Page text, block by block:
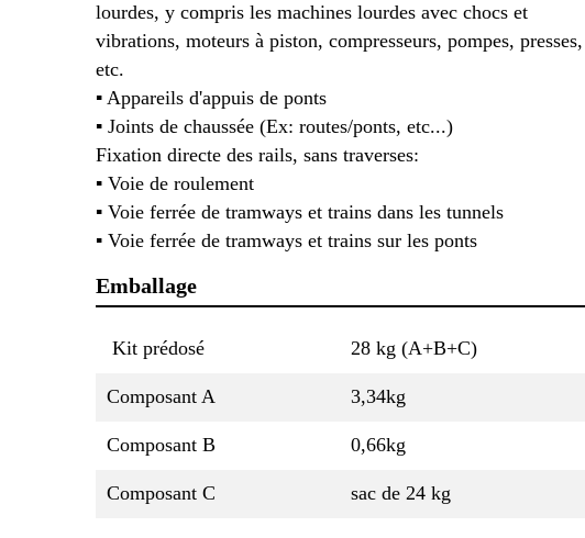
lourdes, y compris les machines lourdes avec chocs et
vibrations, moteurs à piston, compresseurs, pompes, presses,
etc.
▪ Appareils d'appuis de ponts
▪ Joints de chaussée (Ex: routes/ponts, etc...)
Fixation directe des rails, sans traverses:
▪ Voie de roulement
▪ Voie ferrée de tramways et trains dans les tunnels
▪ Voie ferrée de tramways et trains sur les ponts
Emballage
Kit prédosé 28 kg (A+B+C)
Composant A 3,34kg
Composant B 0,66kg
Composant C sac de 24 kg